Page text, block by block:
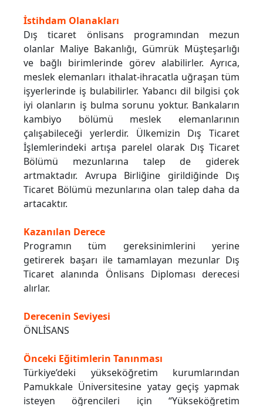
İstihdam Olanakları
Dış ticaret önlisans programından mezun
olanlar Maliye Bakanlığı, Gümrük Müşteşarlığı
ve bağlı birimlerinde görev alabilirler. Ayrıca,
meslek elemanları ithalat-ihracatla uğraşan tüm
işyerlerinde iş bulabilirler. Yabancı dil bilgisi çok
iyi olanların iş bulma sorunu yoktur. Bankaların
kambiyo bölümü meslek elemanlarının
çalışabileceği yerlerdir. Ülkemizin Dış Ticaret
İşlemlerindeki artışa parelel olarak Dış Ticaret
Bölümü mezunlarına talep de giderek
artmaktadır. Avrupa Birliğine girildiğinde Dış
Ticaret Bölümü mezunlarına olan talep daha da
artacaktır.
Kazanılan Derece
Programın tüm gereksinimlerini yerine
getirerek başarı ile tamamlayan mezunlar Dış
Ticaret alanında Önlisans Diploması derecesi
alırlar.
Derecenin Seviyesi
ÖNLİSANS
Önceki Eğitimlerin Tanınması
Türkiye’deki yükseköğretim kurumlarından
Pamukkale Üniversitesine yatay geçiş yapmak
isteyen öğrencileri için “Yükseköğretim